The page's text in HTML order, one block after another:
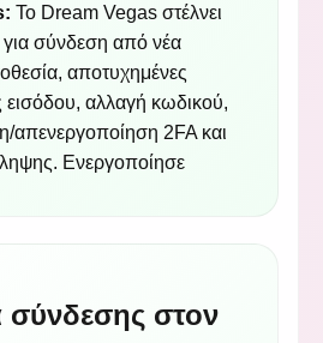
Το Dream Vegas στέλνει
για σύνδεση από νέα
αποτυχημένες
αλλαγή κωδικού,
απενεργοποίηση 2FA και
Ενεργοποίησε
σύνδεσης στον